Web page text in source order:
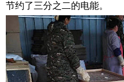
节约了三分之二的电能。